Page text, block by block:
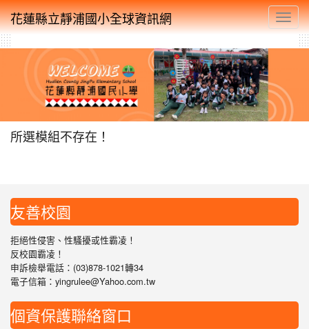
花蓮縣立靜浦國小全球資訊網
所選模組不存在！
友善校園
拒絕性侵害、性騷擾或性霸凌！
反校園霸凌！
申訴檢舉電話：(03)878-1021轉34
電子信箱：yingrulee@Yahoo.com.tw
個資保護聯絡窗口